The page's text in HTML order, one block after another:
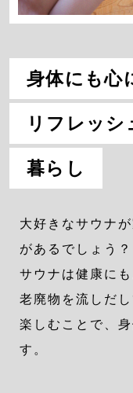
身体にも心
リフレッシ
暮らし
大好きなサウナ
があるでしょう？
サウナは健康に
老廃物を流しだ
楽しむことで、
す。